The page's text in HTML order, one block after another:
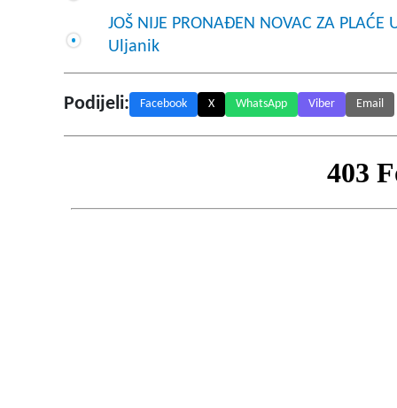
JOŠ NIJE PRONAĐEN NOVAC ZA
Uljanik
Podijeli: Facebook X WhatsApp Viber Email